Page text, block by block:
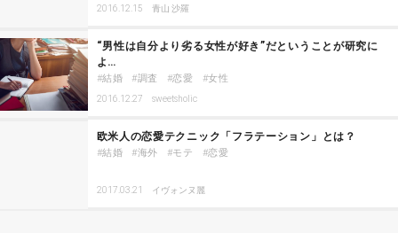
2016.12.15 青山 沙羅
“男性は自分より劣る女性が好き”だということが研究に
よ…
結婚 調査 恋愛 女性
2016.12.27 sweetsholic
欧米人の恋愛テクニック「フラテーション」とは？
結婚 海外 モテ 恋愛
2017.03.21 イヴォンヌ麗